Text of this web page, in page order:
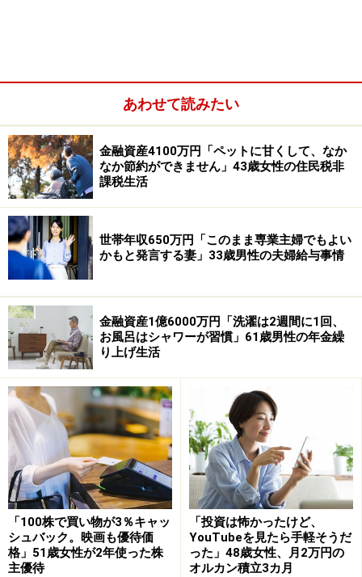
■家族構成
子1人と2人家族
■金融資産
世帯金融資産：現預金80万円、リスク資産2000万円
■積立投資実績（※商品名の詳細が不明なものも原文ママ
記載）
・純金積み立て：2005年～継続中
・純銀積み立て：半年～継続中
・純プラチナ：2005年からスポット買い継続
・ロボットアドバイザー：半年～継続中
・つみたてNISA各種：1年前（中断、売却）
・iDeCo：3年前～継続中
30歳の頃から約20年間、純金積立を続けてきたという今
あわせて読みたい
金融資産4100万円「ペットに甘くして、なか
なか節約ができません」43歳女性の住民税非
課税生活
世帯年収650万円「このまま専業主婦でもよい
かもと発言する妻」33歳男性の夫婦給与事情
金融資産1億6000万円「洗濯は2週間に1回、
お風呂はシャワーが習慣」61歳男性の年金繰
り上げ生活
「100株で買い物が3％キャッ
シュバック。映画も優待価
格」51歳女性が2年使った株
主優待
「投資は怖かったけど、
YouTubeを見たら手軽そうだ
った」48歳女性、月2万円の
オルカン積立3カ月